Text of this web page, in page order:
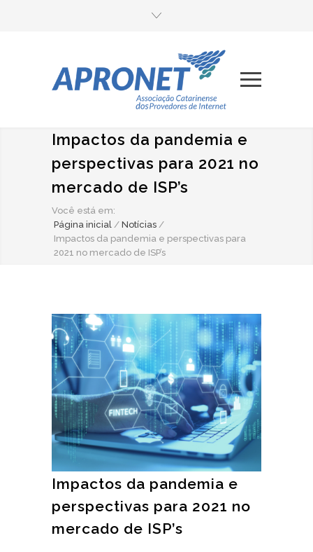
Impactos da pandemia e
perspectivas para 2021 no
mercado de ISP’s
Você está em:
Página inicial / Notícias /
Impactos da pandemia e perspectivas para
2021 no mercado de ISP’s
Impactos da pandemia e
perspectivas para 2021 no
mercado de ISP’s